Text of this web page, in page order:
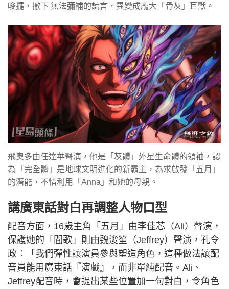
唆擺，撤下 無法彌補的謊言，異變成龐大「骨灰」巨獸。
飛奧多由任達華聲演，他是「灰體」外星生命體的領袖，認
為「完全體」是地球文明進化的新霸主，為求啟發「五月」
的潛能，不惜利用「Anna」和她的母親。
講廣東話對白再調整人物口型
配音方面，16歲主角「五月」由李佳芯（Ali）聲演，
保護她的「閻歌」則由魏浚笙（Jeffrey）聲演，孔令
政︰「我們彈性讓演員參與塑造角色，這種做法讓配
音員能用廣東話『演戲』，而非單純配音。Ali、
Jeffrey配音時，會提出某些位置加一句對白，令角色